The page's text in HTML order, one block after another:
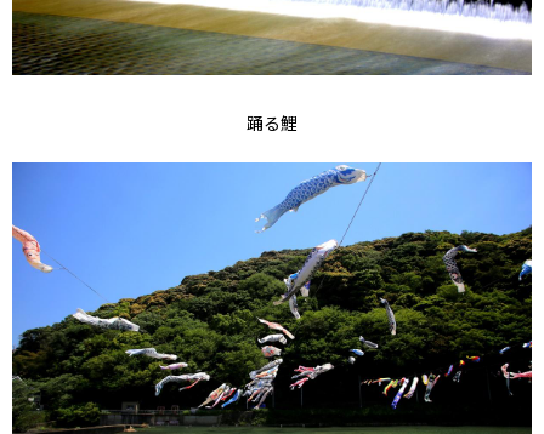
踊る鯉